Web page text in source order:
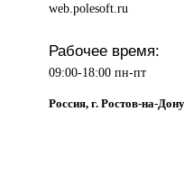
web.polesoft.ru
Рабочее время:
09:00-18:00 пн-пт
Россия, г. Ростов-на-